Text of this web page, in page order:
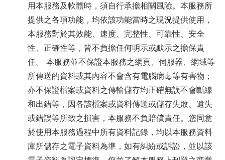
用本服務及軟體時，須自行承擔相關風險。本服務所
提供之各項功能，均依該功能當時之現況提供使用，
本服務對於其效能、速度、完整性、可靠性、安全
性、正確性等，皆不負擔任何明示或默示之擔保責
任。 本服務並不保證本服務之網頁、伺服器、網域等
所傳送的資料或其內容不會含有電腦病毒等有害物；
亦不保證檔案或資料之傳輸儲存均正確無誤不會斷線
和出錯等，因各該檔案或資料傳送或儲存失敗、遺失
或錯誤等所致之損害，本服務不負賠償責任。您同意
於使用本服務過程中所有資料記錄，均以本服務資料
庫所儲存之電子資料為準，如有糾紛或訴訟，並以該